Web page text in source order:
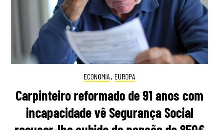
ECONOMIA , EUROPA
Carpinteiro reformado de 91 anos com
incapacidade vê Segurança Social